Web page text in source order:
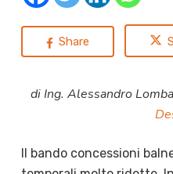
Share
di Ing. Alessandro
Il bando concessioni